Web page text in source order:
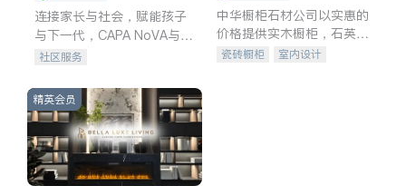
连接家长与社会，赋能孩子
与下一代，CAPA NoVA与您
携手建设包容、公平、充满
社区服务
中华橱柜石材公司以实惠的
价格提供实木橱柜，石英石
台面，多种优质不锈钢水
瓷砖橱柜
室内设计
精英会员